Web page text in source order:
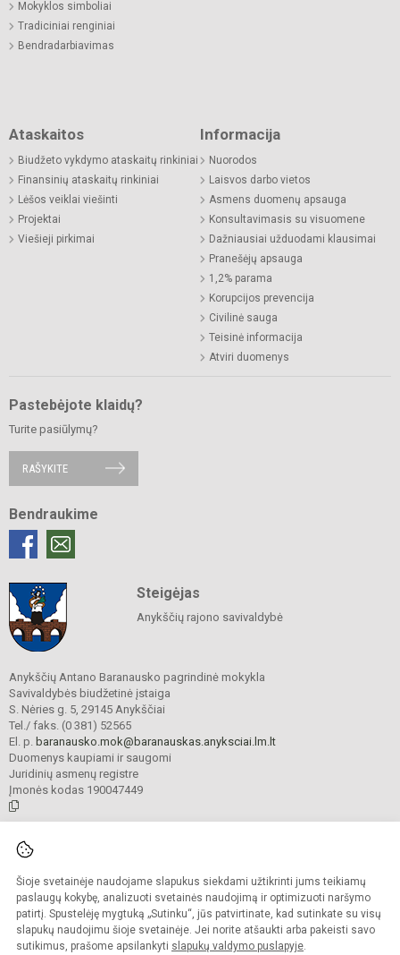
Šioje svetainėje naudojame slapukus siekdami užtikrinti jums teikiamų
paslaugų kokybę, analizuoti svetainės naudojimą ir optimizuoti naršymo
patirtį. Spustelėję mygtuką „Sutinku“, jūs patvirtinate, kad sutinkate su visų
slapukų naudojimu šioje svetainėje. Jei norite atšaukti arba pakeisti savo
sutikimus, prašome apsilankyti slapukų valdymo puslapyje.
Mokyklos simboliai
Tradiciniai renginiai
Bendradarbiavimas
Ataskaitos
Biudžeto vykdymo ataskaitų rinkiniai
Finansinių ataskaitų rinkiniai
Lėšos veiklai viešinti
Projektai
Viešieji pirkimai
Informacija
Nuorodos
Laisvos darbo vietos
Asmens duomenų apsauga
Konsultavimasis su visuomene
Dažniausiai užduodami klausimai
Pranešėjų apsauga
1,2% parama
Korupcijos prevencija
Civilinė sauga
Teisinė informacija
Atviri duomenys
Pastebėjote klaidų?
Turite pasiūlymų?
RAŠYKITE
Bendraukime
Steigėjas
Anykščių rajono savivaldybė
Anykščių Antano Baranausko pagrindinė mokykla
Savivaldybės biudžetinė įstaiga
S. Nėries g. 5, 29145 Anykščiai
Tel./ faks. (0 381) 52565
El. p. baranausko.mok@baranauskas.anyksciai.lm.lt
Duomenys kaupiami ir saugomi
Juridinių asmenų registre
Įmonės kodas 190047449
Kopijuoti turinį be raštiško mokyklos administracijos sutikimo griežtai
draudžiama.
Prieinamumo paraiška Slapukų valdymas
Sumanus būdas atnaujinti